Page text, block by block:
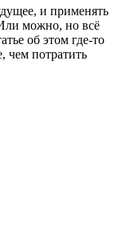
и применять
можно, но всё
об этом где-то
чем потратить